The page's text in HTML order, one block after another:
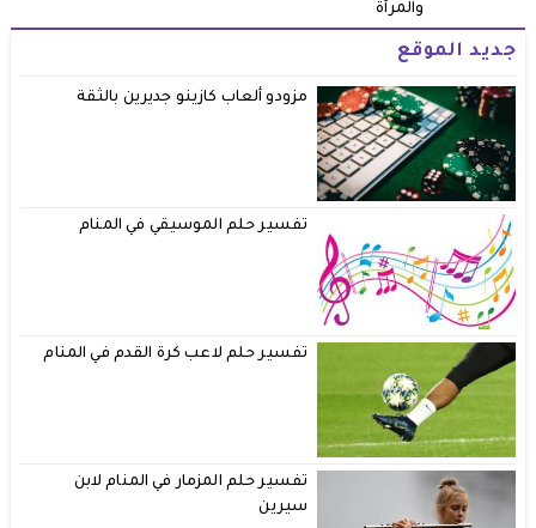
والمرأة
جديد الموقع
مزودو ألعاب كازينو جديرين بالثقة
تفسير حلم الموسيقي في المنام
تفسير حلم لاعب كرة القدم في المنام
تفسير حلم المزمار في المنام لابن
سيرين